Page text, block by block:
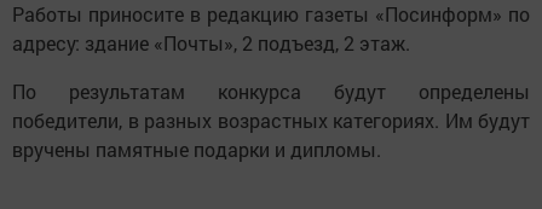
Работы приносите в редакцию газеты «Посинформ» по
адресу: здание «Почты», 2 подъезд, 2 этаж.
По результатам конкурса будут определены
победители, в разных возрастных категориях. Им будут
вручены памятные подарки и дипломы.